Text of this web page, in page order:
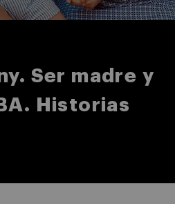
Ser madre y
Historias